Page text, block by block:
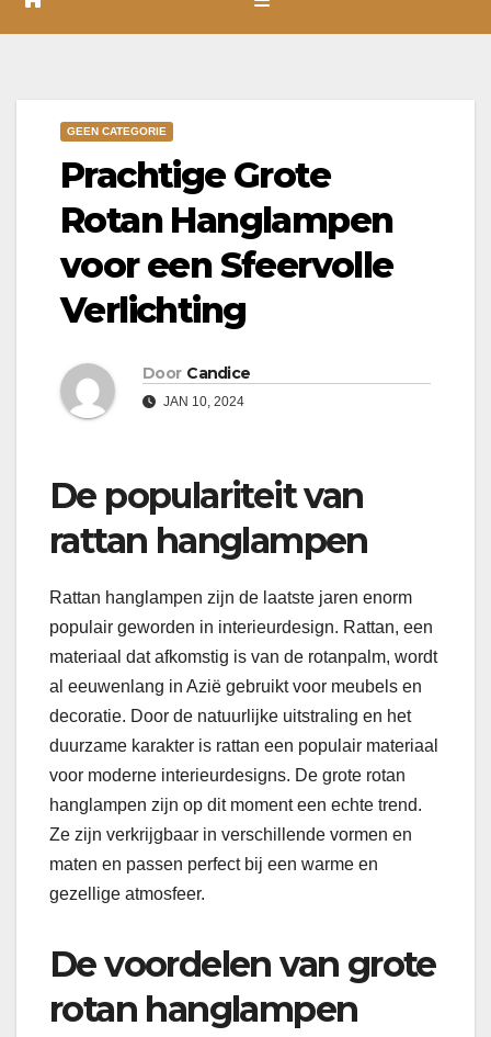
GEEN CATEGORIE
Prachtige Grote
Rotan Hanglampen
voor een Sfeervolle
Verlichting
Door Candice
JAN 10, 2024
De populariteit van
rattan hanglampen
Rattan hanglampen zijn de laatste jaren enorm
populair geworden in interieurdesign. Rattan, een
materiaal dat afkomstig is van de rotanpalm, wordt
al eeuwenlang in Azië gebruikt voor meubels en
decoratie. Door de natuurlijke uitstraling en het
duurzame karakter is rattan een populair materiaal
voor moderne interieurdesigns. De grote rotan
hanglampen zijn op dit moment een echte trend.
Ze zijn verkrijgbaar in verschillende vormen en
maten en passen perfect bij een warme en
gezellige atmosfeer.
De voordelen van grote
rotan hanglampen